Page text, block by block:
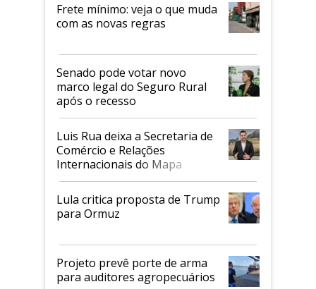
Frete mínimo: veja o que muda
com as novas regras
Senado pode votar novo
marco legal do Seguro Rural
após o recesso
Luis Rua deixa a Secretaria de
Comércio e Relações
Internacionais do Mapa
Lula critica proposta de Trump
para Ormuz
Projeto prevê porte de arma
para auditores agropecuários